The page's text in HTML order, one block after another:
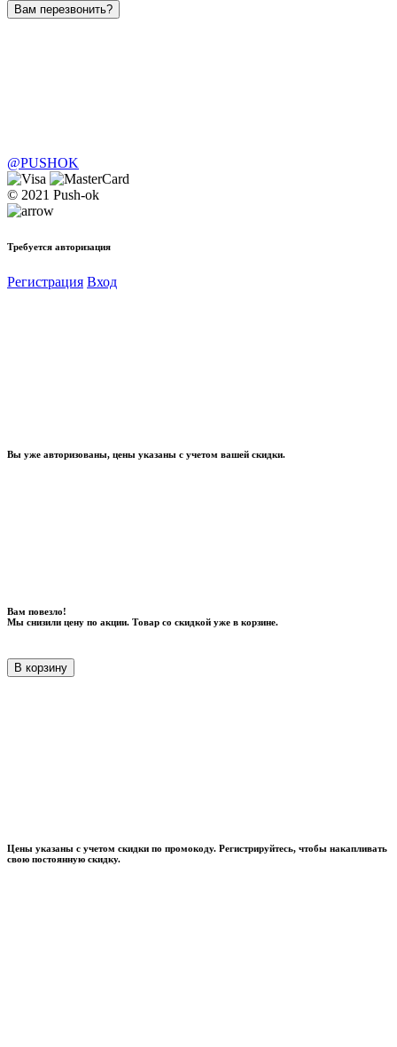
Вам перезвонить?
@PUSHOK
© 2021 Push-ok
Требуется авторизация
Регистрация Вход
Вы уже авторизованы, цены указаны с учетом вашей скидки.
Вам повезло!
Мы снизили цену по акции. Товар со скидкой уже в корзине.
В корзину
Цены указаны с учетом скидки по промокоду. Регистрируйтесь, чтобы накапливать
свою постоянную скидку.